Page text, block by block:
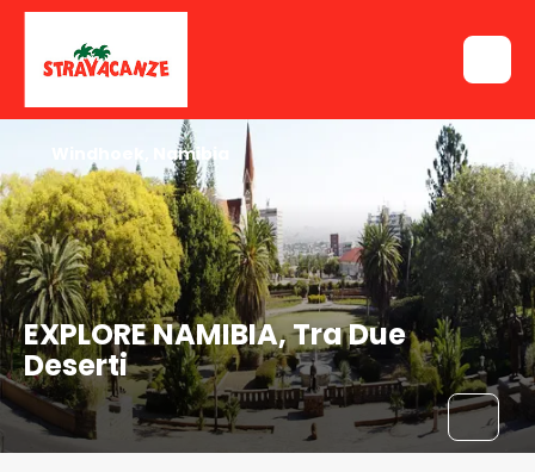
EXPLORE NAMIBIA, Tra Due
Deserti
Windhoek, Namibia